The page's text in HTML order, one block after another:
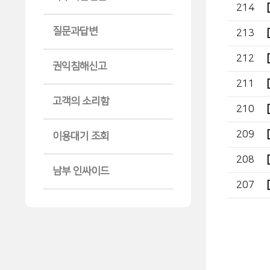
질문과답변
권익침해신고
고객의 소리함
이용대기 조회
남부 인싸이드
214
213
212
211
210
209
208
207